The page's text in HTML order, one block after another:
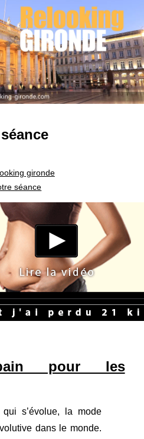
gironde
séance
pour les
s’évolue, la mode
dans le monde.